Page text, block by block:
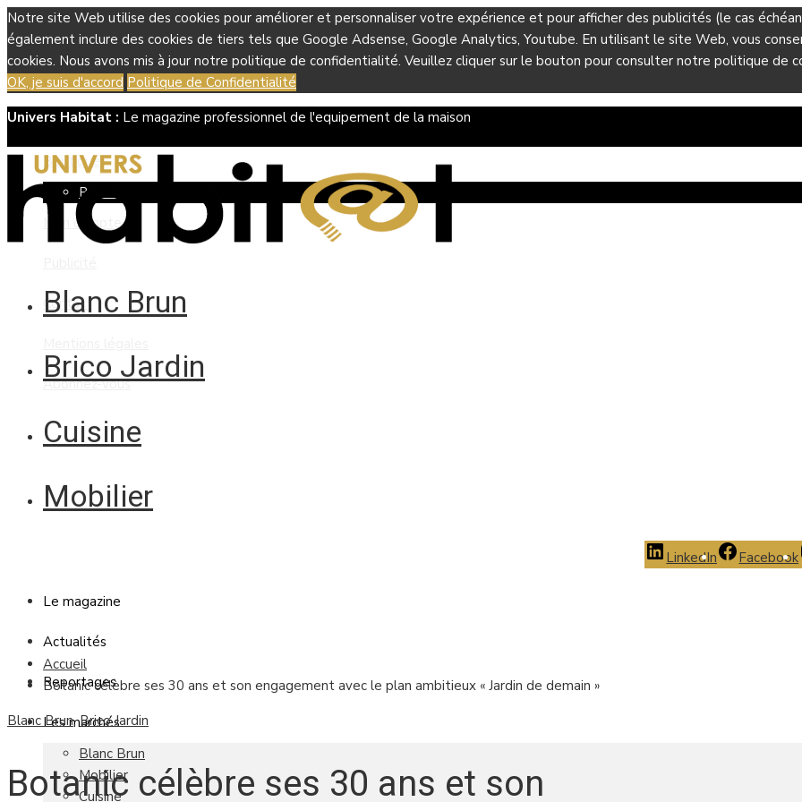
Notre site Web utilise des cookies pour améliorer et personnaliser votre expérience et pour afficher des publicités (le cas
également inclure des cookies de tiers tels que Google Adsense, Google Analytics, Youtube. En utilisant le site Web, vous
cookies. Nous avons mis à jour notre politique de confidentialité. Veuillez cliquer sur le bouton pour consulter notre politique de
OK, je suis d'accord Politique de Confidentialité
Univers Habitat : Le magazine professionnel de l'equipement de la maison
Boutique
Panier
Mon compte
Contact
Abonnez-vous
Blanc Brun
Brico Jardin
Cuisine
Mobilier
LinkedIn Facebook
Le magazine
Actualités
Reportages
Les marchés
Blanc Brun
Mobilier
Cuisine
Accueil
Botanic célèbre ses 30 ans et son engagement avec le plan ambitieux « Jardin de demain »
Blanc Brun,Brico Jardin
Botanic célèbre ses 30 ans et son